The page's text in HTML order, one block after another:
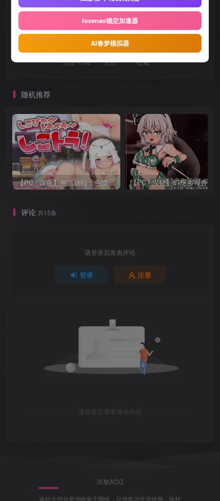
喜欢就支持一下吧
点赞1108 赞赏 收藏
随机推荐
【PC / 汉化】色情旅行！色情旅行者 / しこトラ!しこびゅートラベラー
评论 共13条
请登录后发表评论
登录 注册
请登录后查看评论内容
玖黎ACG
本站大部分资源收集于网络，仅供学习交流使用，版权
lovenao稳定加速器
AI春梦模拟器